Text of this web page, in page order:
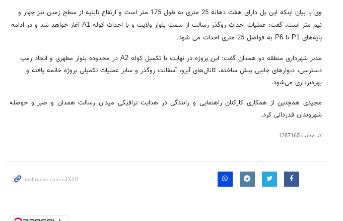
وی با بیان اینکه این پل دارای هفت دهانه 25 متری به طول 175 متر است و ارتفاع تابلیه از سطح زمین نیز چهار و
نیم متر است، گفت: عملیات احداث روگذر رسالت از سمت بلوار ولایت و با احداث کوله A1 آغاز خواهد شد و در ادامه
پایه‌های P1 تا P6 به فواصل 25 متری احداث می شود.
مدیر شهرداری منطقه دو همدان گفت: این پروژه در نهایت با تکمیل کوله A2 در محدوده بلوار مطهری و ایجاد رمپ
دسترسی، دیوارهای جانبی پیش ساخته،‌ کانال‌های آبرو، آسفالت روگذر و سایر عملیات تکمیلی پروژه خاتمه یافته و
بهره‌برداری می‌شود.
مجیدی همچنین از همکاری کارکنان راهنمایی و رانندگی در هدایت ترافیکی میدان رسالت همدان و صبر و حوصله
شهروندان قدردانی کرد.
کد مطلب1287165